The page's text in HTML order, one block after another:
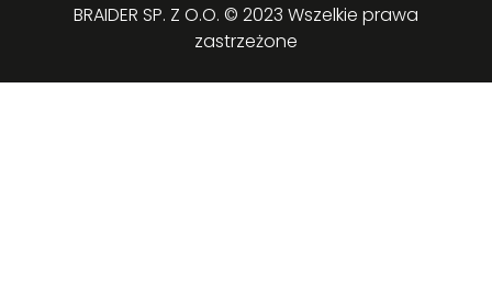
BRAIDER SP. Z O.O. © 2023 Wszelkie prawa
zastrzeżone